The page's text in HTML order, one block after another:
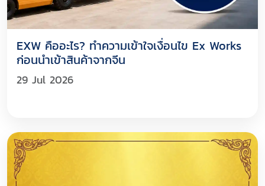
EXW คืออะไร? ทำความเข้าใจเงื่อนไข Ex Works
ก่อนนำเข้าสินค้าจากจีน
29 Jul 2026